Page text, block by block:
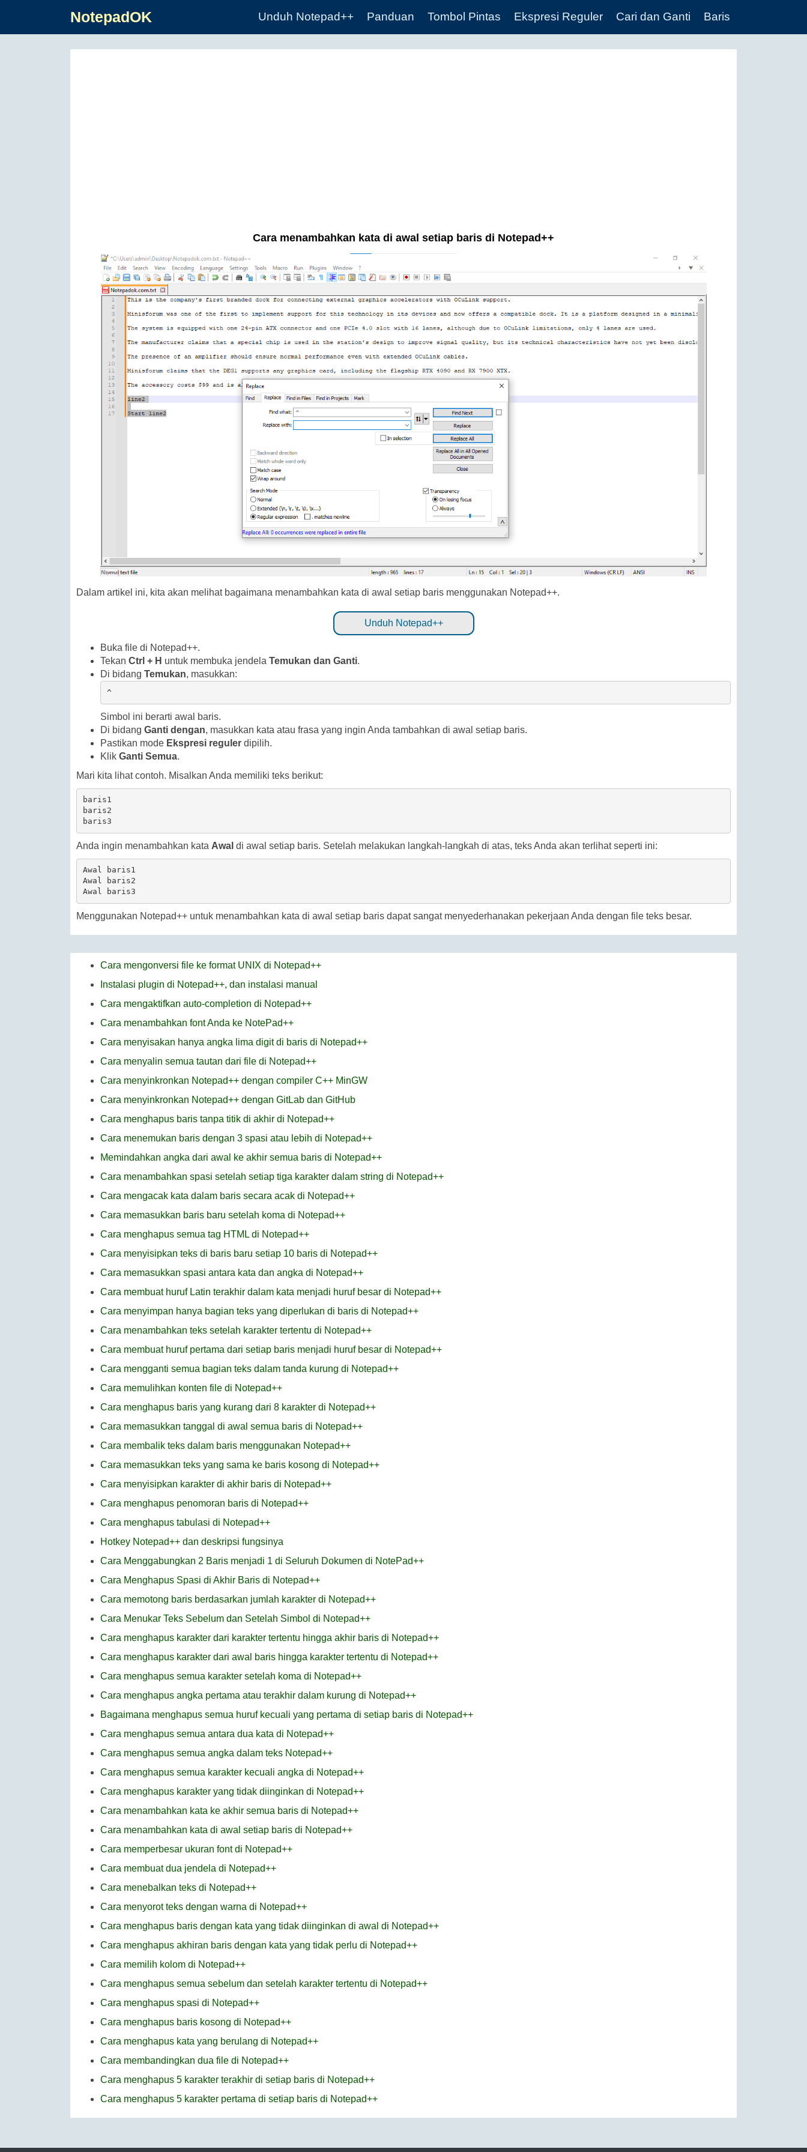
NotepadOK Unduh Notepad++ Panduan Tombol Pintas Ekspresi Reguler Cari dan Ganti Baris
Cara menambahkan kata di awal setiap baris di Notepad++
Dalam artikel ini, kita akan melihat bagaimana menambahkan kata di awal setiap baris menggunakan Notepad++.
Unduh Notepad++
Buka file di Notepad++.
Tekan Ctrl + H untuk membuka jendela Temukan dan Ganti.
Di bidang Temukan, masukkan:
^
Simbol ini berarti awal baris.
Di bidang Ganti dengan, masukkan kata atau frasa yang ingin Anda tambahkan di awal setiap baris.
Pastikan mode Ekspresi reguler dipilih.
Klik Ganti Semua.
Mari kita lihat contoh. Misalkan Anda memiliki teks berikut:
baris1
baris2
baris3
Anda ingin menambahkan kata Awal di awal setiap baris. Setelah melakukan langkah-langkah di atas, teks Anda akan terlihat seperti ini:
Awal baris1
Awal baris2
Awal baris3
Menggunakan Notepad++ untuk menambahkan kata di awal setiap baris dapat sangat menyederhanakan pekerjaan Anda dengan file teks besar.
Cara mengonversi file ke format UNIX di Notepad++
Instalasi plugin di Notepad++, dan instalasi manual
Cara mengaktifkan auto-completion di Notepad++
Cara menambahkan font Anda ke NotePad++
Cara menyisakan hanya angka lima digit di baris di Notepad++
Cara menyalin semua tautan dari file di Notepad++
Cara menyinkronkan Notepad++ dengan compiler C++ MinGW
Cara menyinkronkan Notepad++ dengan GitLab dan GitHub
Cara menghapus baris tanpa titik di akhir di Notepad++
Cara menemukan baris dengan 3 spasi atau lebih di Notepad++
Memindahkan angka dari awal ke akhir semua baris di Notepad++
Cara menambahkan spasi setelah setiap tiga karakter dalam string di Notepad++
Cara mengacak kata dalam baris secara acak di Notepad++
Cara memasukkan baris baru setelah koma di Notepad++
Cara menghapus semua tag HTML di Notepad++
Cara menyisipkan teks di baris baru setiap 10 baris di Notepad++
Cara memasukkan spasi antara kata dan angka di Notepad++
Cara membuat huruf Latin terakhir dalam kata menjadi huruf besar di Notepad++
Cara menyimpan hanya bagian teks yang diperlukan di baris di Notepad++
Cara menambahkan teks setelah karakter tertentu di Notepad++
Cara membuat huruf pertama dari setiap baris menjadi huruf besar di Notepad++
Cara mengganti semua bagian teks dalam tanda kurung di Notepad++
Cara memulihkan konten file di Notepad++
Cara menghapus baris yang kurang dari 8 karakter di Notepad++
Cara memasukkan tanggal di awal semua baris di Notepad++
Cara membalik teks dalam baris menggunakan Notepad++
Cara memasukkan teks yang sama ke baris kosong di Notepad++
Cara menyisipkan karakter di akhir baris di Notepad++
Cara menghapus penomoran baris di Notepad++
Cara menghapus tabulasi di Notepad++
Hotkey Notepad++ dan deskripsi fungsinya
Cara Menggabungkan 2 Baris menjadi 1 di Seluruh Dokumen di NotePad++
Cara Menghapus Spasi di Akhir Baris di Notepad++
Cara memotong baris berdasarkan jumlah karakter di Notepad++
Cara Menukar Teks Sebelum dan Setelah Simbol di Notepad++
Cara menghapus karakter dari karakter tertentu hingga akhir baris di Notepad++
Cara menghapus karakter dari awal baris hingga karakter tertentu di Notepad++
Cara menghapus semua karakter setelah koma di Notepad++
Cara menghapus angka pertama atau terakhir dalam kurung di Notepad++
Bagaimana menghapus semua huruf kecuali yang pertama di setiap baris di Notepad++
Cara menghapus semua antara dua kata di Notepad++
Cara menghapus semua angka dalam teks Notepad++
Cara menghapus semua karakter kecuali angka di Notepad++
Cara menghapus karakter yang tidak diinginkan di Notepad++
Cara menambahkan kata ke akhir semua baris di Notepad++
Cara menambahkan kata di awal setiap baris di Notepad++
Cara memperbesar ukuran font di Notepad++
Cara membuat dua jendela di Notepad++
Cara menebalkan teks di Notepad++
Cara menyorot teks dengan warna di Notepad++
Cara menghapus baris dengan kata yang tidak diinginkan di awal di Notepad++
Cara menghapus akhiran baris dengan kata yang tidak perlu di Notepad++
Cara memilih kolom di Notepad++
Cara menghapus semua sebelum dan setelah karakter tertentu di Notepad++
Cara menghapus spasi di Notepad++
Cara menghapus baris kosong di Notepad++
Cara menghapus kata yang berulang di Notepad++
Cara membandingkan dua file di Notepad++
Cara menghapus 5 karakter terakhir di setiap baris di Notepad++
Cara menghapus 5 karakter pertama di setiap baris di Notepad++